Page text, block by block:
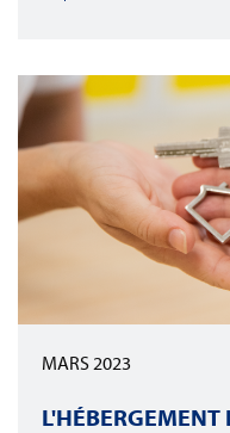
MARS 2023
L'HÉBERGEMENT